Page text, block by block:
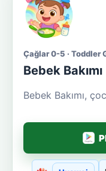
Çağlar 0-5 · Toddler
Bebek Bakımı
Bebek Bakımı,